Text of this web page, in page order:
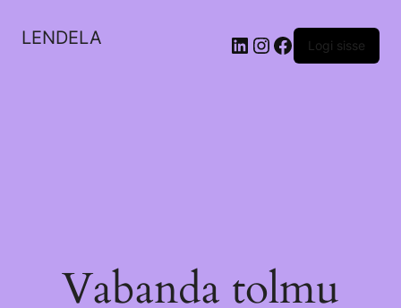
LENDELA LinkedIn
Instagram
Facebook
Logi sisse
Vabanda tolmu